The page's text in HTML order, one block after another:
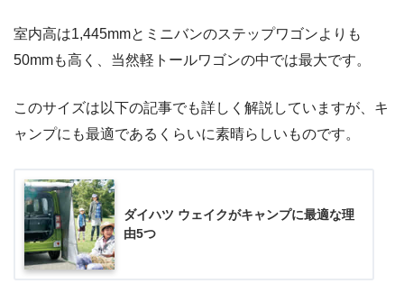
室内高は1,445mmとミニバンのステップワゴンよりも
50mmも高く、当然軽トールワゴンの中では最大です。
このサイズは以下の記事でも詳しく解説していますが、キ
ャンプにも最適であるくらいに素晴らしいものです。
ダイハツ ウェイクがキャンプに最適な理
由5つ